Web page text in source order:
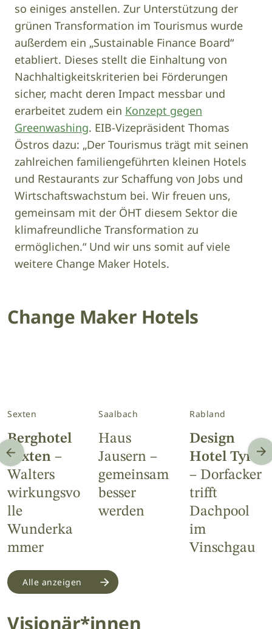
so einiges anstellen. Zur Unterstützung der
grünen Transformation im Tourismus wurde
außerdem ein „Sustainable Finance Board“
etabliert. Dieses stellt die Einhaltung von
Nachhaltigkeitskriterien bei Förderungen
sicher, macht deren Impact messbar und
erarbeitet zudem ein Konzept gegen
Greenwashing. EIB-Vizepräsident Thomas
Östros dazu: „Der Tourismus trägt mit seinen
zahlreichen familiengeführten kleinen Hotels
und Restaurants zur Schaffung von Jobs und
Wirtschaftswachstum bei. Wir freuen uns,
gemeinsam mit der ÖHT diesem Sektor die
klimafreundliche Transformation zu
ermöglichen.“ Und wir uns somit auf viele
weitere Change Maker Hotels.
Change Maker Hotels
Alle anzeigen
Sexten
Berghotel
Sexten –
Walters
wirkungsvo
lle
Wunderka
mmer
Saalbach
Haus
Jausern –
gemeinsam
besser
werden
Rabland
Design
Hotel Tyrol
– Dorfacker
trifft
Dachpool
im
Vinschgau
Visionär*innen